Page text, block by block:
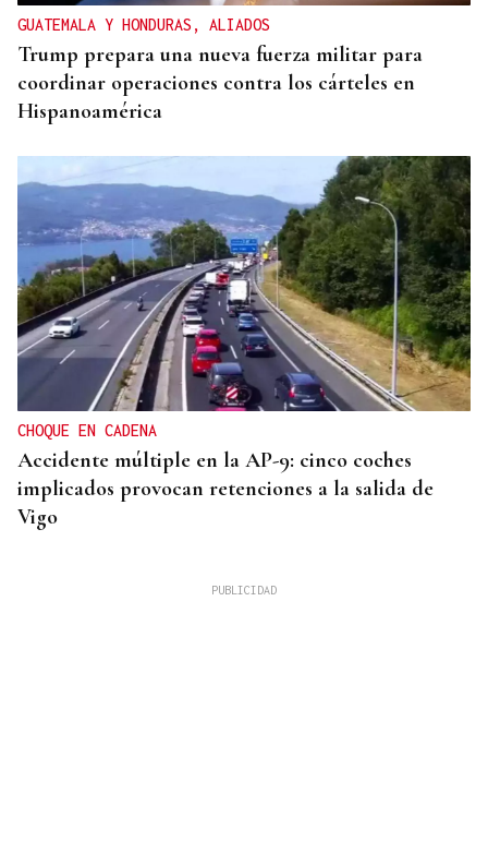
GUATEMALA Y HONDURAS, ALIADOS
Trump prepara una nueva fuerza militar para
coordinar operaciones contra los cárteles en
Hispanoamérica
CHOQUE EN CADENA
Accidente múltiple en la AP-9: cinco coches
implicados provocan retenciones a la salida de
Vigo